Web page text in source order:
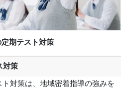
定期テスト対策
対策
対策は、地域密着指導の強みを